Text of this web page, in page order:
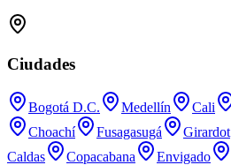
Ciudades
Bogotá D.C. Medellín Cali
Choachí
Fusagasugá Girardot
Caldas
Copacabana Envigado